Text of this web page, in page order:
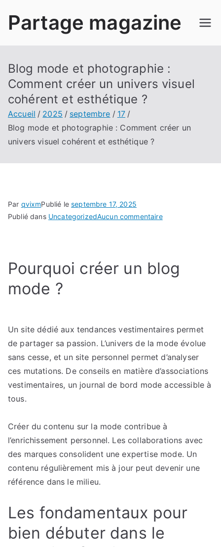
Partage magazine
Blog mode et photographie :
Comment créer un univers visuel
cohérent et esthétique ?
Accueil 2025 septembre
17
Blog mode et photographie : Comment créer un
univers visuel cohérent et esthétique ?
Par qvixmPublié leseptembre 17, 2025
Publié dans UncategorizedAucun commentairesur
photographie
univers
visuel
esthétique
?
Pourquoi créer un blog
mode ?
Un site dédié aux tendances vestimentaires permet
de partager sa passion. L’univers de la mode évolue
sans cesse, et un site personnel permet d’analyser
ces mutations. De conseils en matière d’associations
vestimentaires, un journal de bord mode accessible à
tous.
Créer du contenu sur la mode contribue à
l’enrichissement personnel. Les collaborations avec
des marques consolident une expertise mode. Un
contenu régulièrement mis à jour peut devenir une
référence dans le milieu.
Les fondamentaux pour
bien débuter dans le